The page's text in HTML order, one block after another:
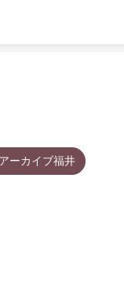
ーカイブ福井